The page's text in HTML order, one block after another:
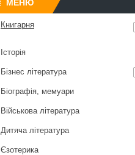
Книгарня
Історія
Бізнес література
Біографія, мемуари
Військова література
Дитяча література
Єзотерика